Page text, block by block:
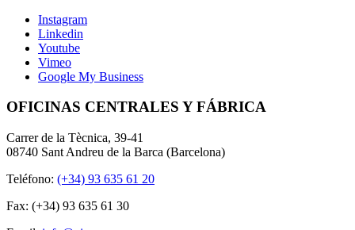
Instagram
Linkedin
Youtube
Vimeo
Google My Business
OFICINAS CENTRALES Y FÁBRICA
Carrer de la Tècnica, 39-41
08740 Sant Andreu de la Barca (Barcelona)
Teléfono: (+34) 93 635 61 20
Fax: (+34) 93 635 61 30